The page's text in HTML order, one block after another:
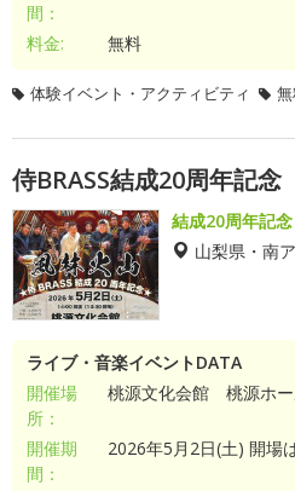
間：
料金: 無料
体験イベント・アクティビティ
侍BRASS結成20周年記念
結成20周年記
山梨県・南
ライブ・音楽イベントDATA
開催場
所：
桃源文化会館 桃源ホ
開催期
間：
2026年5月2日(土) 開場